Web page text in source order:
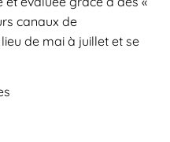
canaux de
de mai à juillet et se